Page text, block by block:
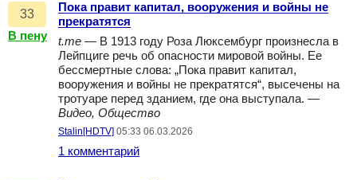
33
В пену
Пока правит капитал, вооружения и войны не
прекратятся
t.me — В 1913 году Роза Люксембург произнесла в
Лейпциге речь об опасности мировой войны. Ее
бессмертные слова: „Пока правит капитал,
вооружения и войны не прекратятся“, высечены на
тротуаре перед зданием, где она выступала. —
Видео, Общество
Stalin[HDTV] 05:33 06.03.2026
1 комментарий